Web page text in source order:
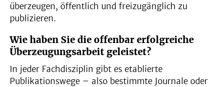
überzeugen, öffentlich und freizugänglich zu
publizieren.
Wie haben Sie die offenbar erfolgreiche
Überzeugungsarbeit geleistet?
In jeder Fachdisziplin gibt es etablierte
Publikationswege – also bestimmte Journale oder